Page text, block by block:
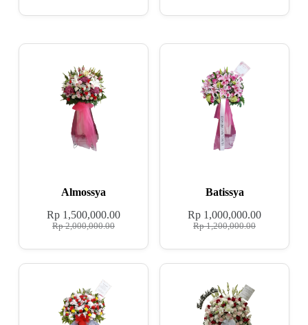
Almossya
Rp2,000,000.00
Rp1,500,000.00
Batissya
Rp1,200,000.00
Rp 1,000,000.00